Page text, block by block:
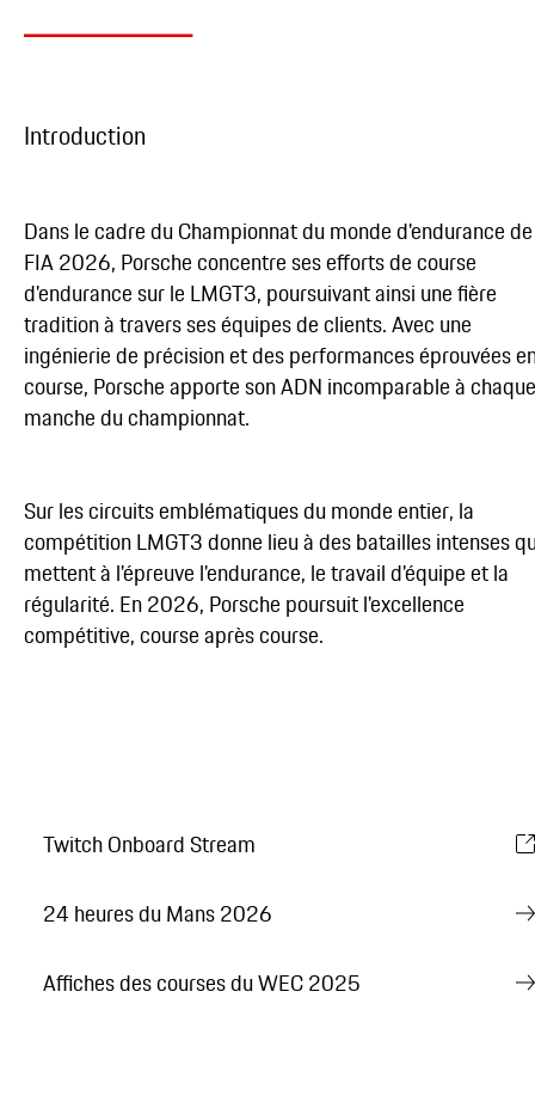
Introduction
Dans le cadre du Championnat du monde d'endurance
FIA 2026, Porsche concentre ses efforts de course
d'endurance sur le LMGT3, poursuivant ainsi une fière
tradition à travers ses équipes de clients. Avec une
ingénierie de précision et des performances éprouvées
course, Porsche apporte son ADN incomparable à chaque
manche du championnat.
Sur les circuits emblématiques du monde entier, la
compétition LMGT3 donne lieu à des batailles intenses
mettent à l'épreuve l'endurance, le travail d'équipe et la
régularité. En 2026, Porsche poursuit l'excellence
compétitive, course après course.
Twitch Onboard Stream
24 heures du Mans 2026
Affiches des courses du WEC 2025